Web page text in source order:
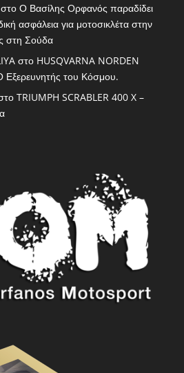
στο Ο Βασίλης Ορφανός παραδίδει
ασφάλεια για μοτοσικλέτα στην
στη Σούδα
στο HUSQVARNA NORDEN
Εξερευνητής του Κόσμου.
TRIUMPH SCRABLER 400 X –